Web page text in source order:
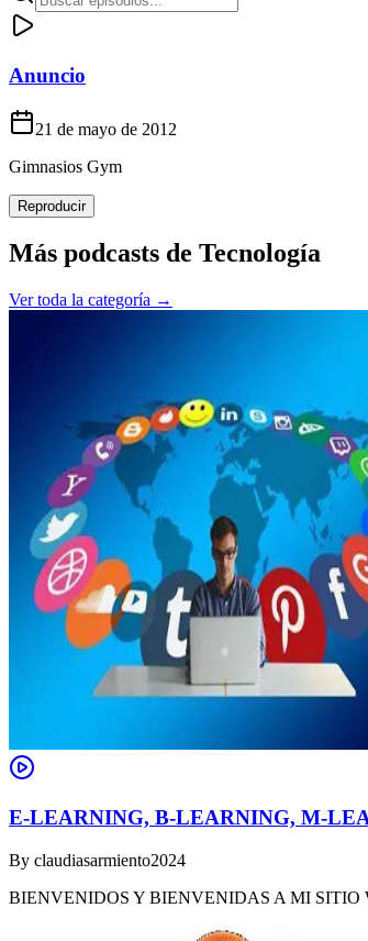
Anuncio
21 de mayo de 2012
Gimnasios Gym
Reproducir
Más podcasts de Tecnología
Ver toda la categoría →
E-LEARNING, B-LEARNING, M-
By claudiasarmiento2024
BIENVENIDOS Y BIENVENIDAS A MI SITIO